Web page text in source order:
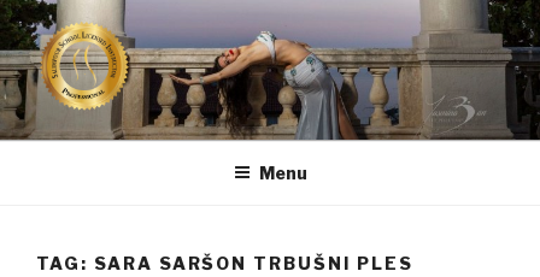
Skip
to
content
TRBUŠNA PLESAČICA SARA
CERTIFICIRANA TRBUŠNA PLESAČICA IZ RIJEKE
Menu
TAG: SARA SARŠON TRBUŠNI PLES